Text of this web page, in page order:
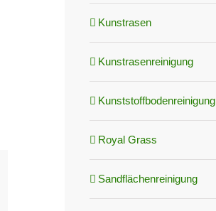
Kunstrasen
Kunstrasenreinigung
Kunststoffbodenreinigung
Royal Grass
Sandflächenreinigung